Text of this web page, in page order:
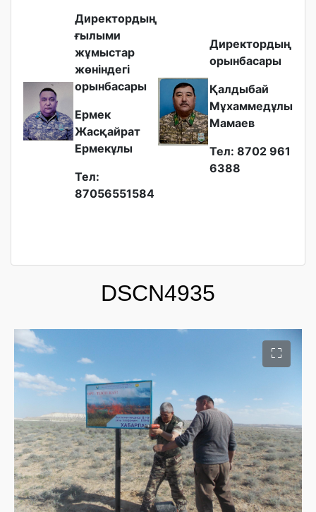
Директордың
ғылыми
жұмыстар
жөніндегі
орынбасары
Ермек
Жасқайрат
Ермекұлы
Тел:
87056551584
Директордың
орынбасары
Қалдыбай
Мұхаммедұлы
Мамаев
Тел: 8702 961
6388
DSCN4935